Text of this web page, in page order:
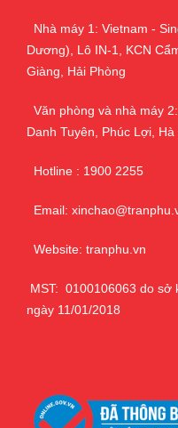
Nhà máy 1: Vietnam -
Dương), Lô IN-1, KCN
Giàng, Hải Phòng
Văn phòng và nhà máy
Danh Tuyên, Phúc Lợi, Hà
Hotline : 1900 2255
Email:
Website: tranphu.vn
MST: 0100106063 do sở
ngày 11/01/2018